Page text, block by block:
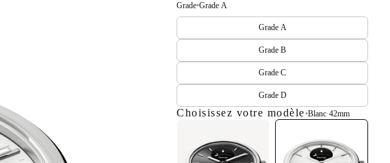
Grade•Grade A
Grade A
Grade B
Grade C
Grade D
Choisissez votre modèle•Blanc·42mm